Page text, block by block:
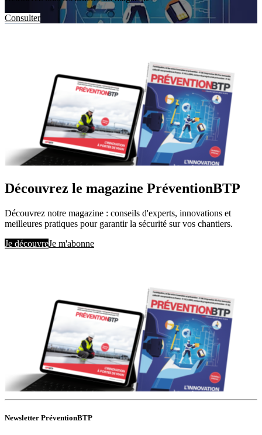
Consulter
Découvrez le magazine PréventionBTP
Découvrez notre magazine : conseils d'experts, innovations et
meilleures pratiques pour garantir la sécurité sur vos chantiers.
Je découvreJe m'abonne
Newsletter PréventionBTP